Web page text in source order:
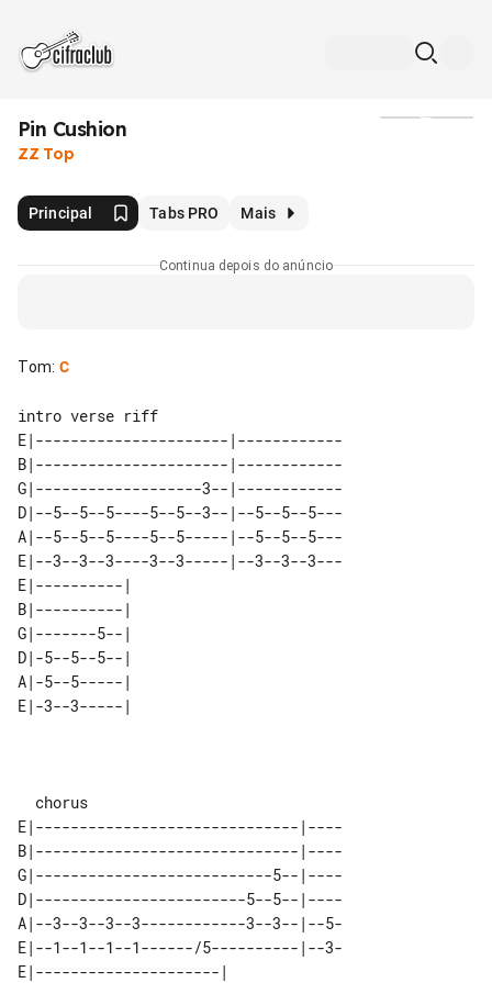
Pin Cushion
ZZ Top
Principal Tabs PRO Mais
Continua depois do anúncio
Tom: C
E|----------------------|------------
B|----------------------|------------
G|-------------------3--|------------
D|--5--5--5----5--5--3--|--5--5--5---
A|--5--5--5----5--5-----|--5--5--5---
E|--3--3--3----3--3-----|--3--3--3---
E|----------|
B|----------|
G|-------5--|
D|-5--5--5--|
A|-5--5-----|
E|------------------------------|----
B|------------------------------|----
G|---------------------------5--|----
D|------------------------5--5--|----
A|--3--3--3--3------------3--3--|--5-
E|--1--1--1--1------/5----------|--3-
E|---------------------|